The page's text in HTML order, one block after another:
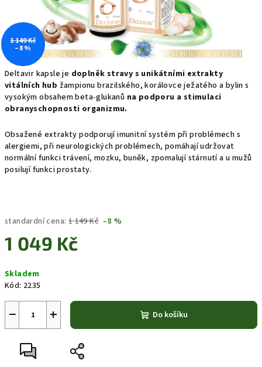
Deltavir kapsle je doplněk stravy s unikátními extrakty
vitálních hub žampionu brazilského, korálovce ježatého a bylin s
vysokým obsahem beta-glukanů na podporu a stimulaci
obranyschopnosti organizmu.
Obsažené extrakty podporují imunitní systém při problémech s
alergiemi, při neurologických problémech, pomáhají udržovat
normální funkci trávení, mozku, buněk, zpomalují stárnutí a u mužů
posilují funkci prostaty.
standardní cena: 1 149 Kč –8 %
1 049 Kč
cena:
Skladem
Kód: 2235
+
− Do košíku
1 149 Kč
–8 %